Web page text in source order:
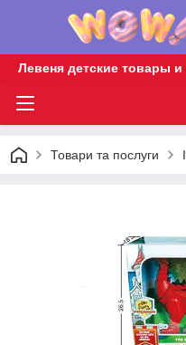
Левеня детские товары и
Товари та послуги